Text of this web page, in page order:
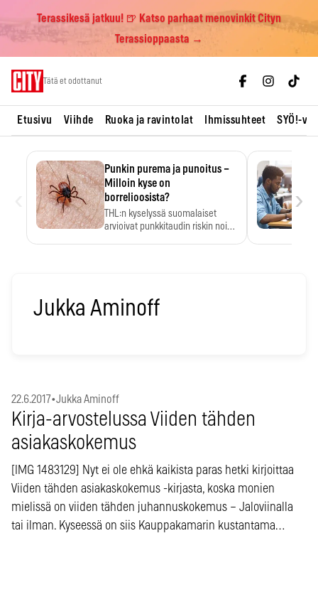
Terassikesä jatkuu! 🍺 Katso parhaat menovinkit Cityn
Terassioppaasta →
Tätä et odottanut
Etusivu Viihde Ruoka ja ravintolat Ihmissuhteet SYÖ!-
Punkin purema ja punoitus –
Milloin kyse on
borrelioosista?
THL:n kyselyssä suomalaiset
arvioivat punkkitaudin riskin noin
›
Jukka Aminoff
22.6.2017•Jukka Aminoff
Kirja-arvostelussa Viiden tähden
asiakaskokemus
[IMG 1483129] Nyt ei ole ehkä kaikista paras hetki kirjoittaa
Viiden tähden asiakaskokemus -kirjasta, koska monien
mielissä on viiden tähden juhannuskokemus – Jaloviinalla
tai ilman. Kyseessä on siis Kauppakamarin kustantama…